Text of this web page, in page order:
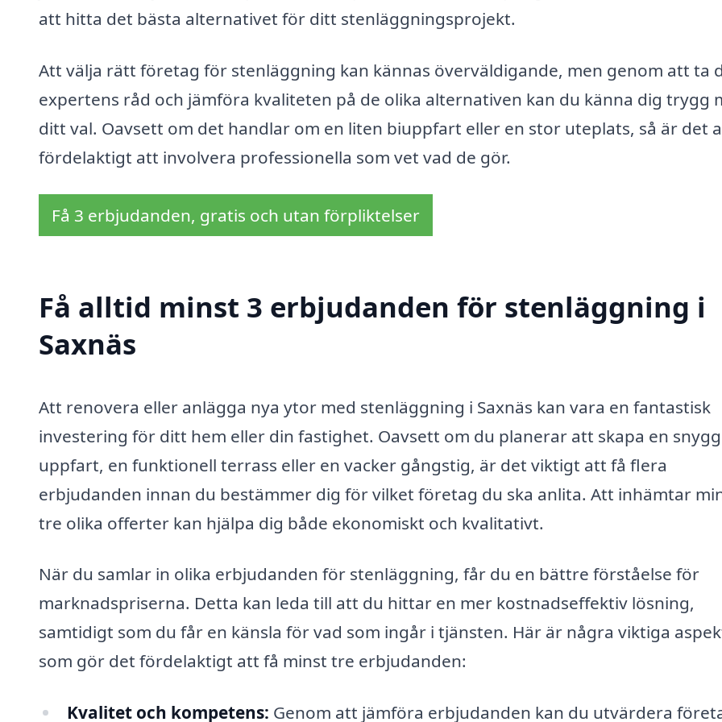
att hitta det bästa alternativet för ditt stenläggningsprojekt.
Att välja rätt företag för stenläggning kan kännas överväldigande, men genom att ta
expertens råd och jämföra kvaliteten på de olika alternativen kan du känna dig trygg
ditt val. Oavsett om det handlar om en liten biuppfart eller en stor uteplats, så är det
fördelaktigt att involvera professionella som vet vad de gör.
Få 3 erbjudanden, gratis och utan förpliktelser
Få alltid minst 3 erbjudanden för stenläggning i
Saxnäs
Att renovera eller anlägga nya ytor med stenläggning i Saxnäs kan vara en fantastisk
investering för ditt hem eller din fastighet. Oavsett om du planerar att skapa en snygg
uppfart, en funktionell terrass eller en vacker gångstig, är det viktigt att få flera
erbjudanden innan du bestämmer dig för vilket företag du ska anlita. Att inhämtar
tre olika offerter kan hjälpa dig både ekonomiskt och kvalitativt.
När du samlar in olika erbjudanden för stenläggning, får du en bättre förståelse för
marknadspriserna. Detta kan leda till att du hittar en mer kostnadseffektiv lösning,
samtidigt som du får en känsla för vad som ingår i tjänsten. Här är några viktiga
som gör det fördelaktigt att få minst tre erbjudanden:
Kvalitet och kompetens: Genom att jämföra erbjudanden kan du utvärdera